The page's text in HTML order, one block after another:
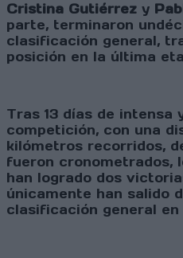
Cristina Gutiérrez y
parte, terminaron
clasificación general,
posición en la última
Tras 13 días de intensa
competición, con una
kilómetros recorridos,
fueron cronometrados,
han logrado dos
únicamente han salido
clasificación general